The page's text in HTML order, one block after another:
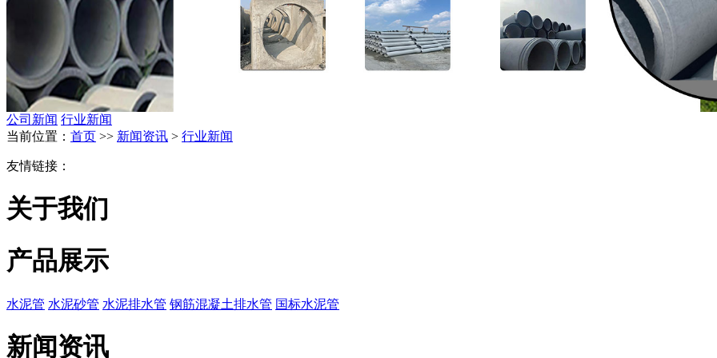
公司新闻 行业新闻
当前位置： 首页 >> 新闻资讯 > 行业新闻
友情链接：
关于我们
产品展示
水泥管 水泥砂管 水泥排水管 钢筋混凝土排水管 国标水泥管
新闻资讯